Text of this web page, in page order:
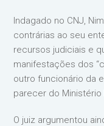
Indagado no CNJ,
contrárias ao seu
recursos judiciais e
manifestações dos
outro funcionário da
parecer do Ministério
O juiz argumentou